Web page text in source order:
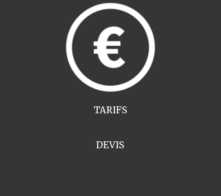
TARIFS
DEVIS